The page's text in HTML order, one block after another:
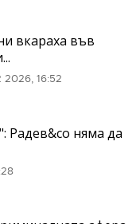
вкараха във
16:52
няма да